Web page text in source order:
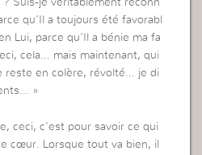
Suis-je véritablement reconn
qu’Il a toujours été favorabl
Lui, parce qu’Il a bénie ma fa
cela… mais maintenant, qui
reste en colère, révolté… je di
»
ceci, c’est pour savoir ce qui
cœur. Lorsque tout va bien, il